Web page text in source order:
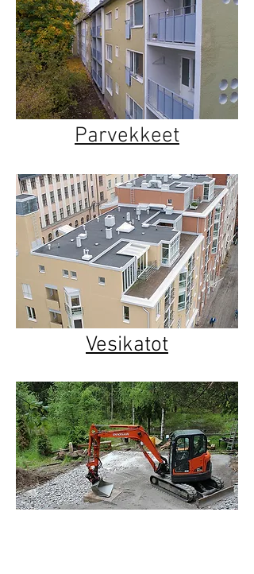
Parvekkeet
Vesikatot